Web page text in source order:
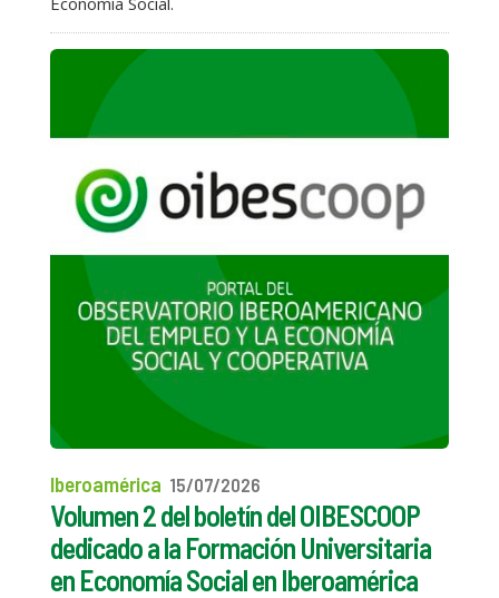
Iberoamérica 15/07/2026
Volumen 2 del boletín del OIBESCOOP
dedicado a la Formación Universitaria
en Economía Social en Iberoamérica